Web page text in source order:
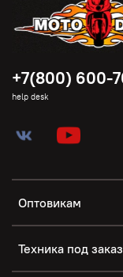
Оптовикам
Техника под заказ
+7(800) 600-
help desk